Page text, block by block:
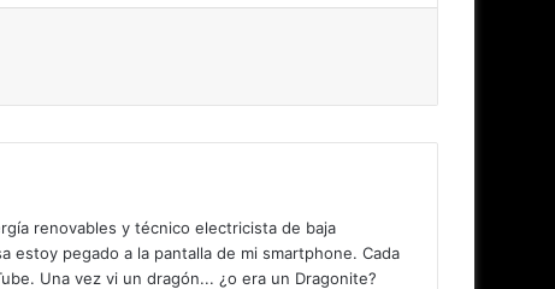
renovables y técnico electricista de baja
estoy pegado a la pantalla de mi smartphone. Cada
Una vez vi un dragón... ¿o era un Dragonite?